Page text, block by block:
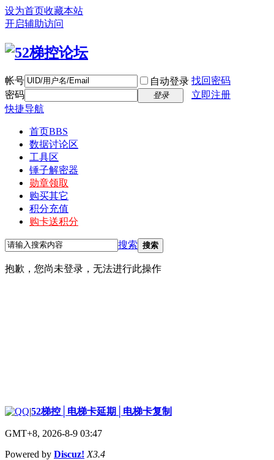
设为首页收藏本站
开启辅助访问
帐号 自动登录 找回密码
密码
登录
立即注册
快捷导航
首页BBS
数据讨论区
工具区
锤子解密器
勋章领取
购买其它
积分充值
购卡送积分
搜索 搜索
抱歉，您尚未登录，无法进行此操作
|52梯控│电梯卡延期│电梯卡复制
GMT+8, 2026-8-9 03:47
Powered by Discuz! X3.4